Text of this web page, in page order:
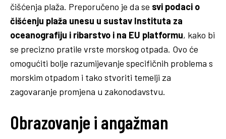
čišćenja plaža. Preporučeno je da se svi podaci o
čišćenju plaža unesu u sustav Instituta za
oceanografiju i ribarstvo i na EU platformu, kako bi
se precizno pratile vrste morskog otpada. Ovo će
omogućiti bolje razumijevanje specifičnih problema s
morskim otpadom i tako stvoriti temelji za
zagovaranje promjena u zakonodavstvu.
Obrazovanje i angažman